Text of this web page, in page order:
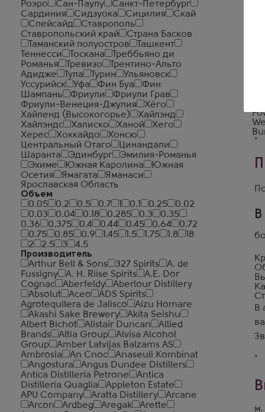
Роэро
Сан-Паулу
Санкт-Петербург
Сардиния
Сидзуока Сицилия
Скай
Спейсайд
Ставрополь
Ставропольский край
Страна Басков
Таманский полуостров
Ташкент
Теннесси
Тоскана
Треббьяно ди
Романья
Тревизо
Трентино-Альто
Адидже
Тула Турин
Ульяновск
Уссурийск
Уфа Фин Буа
Фин
Шампань
Фриули
Фриули Грав
Фриули-Венеция-Джулия
Хёго
Хайленд (Высокогорье)
Хайлэнд
Хайлэндс
Халиско Ханой
Хего
Херес
Хоккайдо
Хонсю
Центральный Отаго
Цинандали
Шаранта
Эдинбург
Эмилия-Романья
Эхиме
Южная Каролина
Южная
Осетия
Ямагата
Яманаси
Ярославская Область
Объем
0.05
0.2 0.5 0.7 0.1 0.25
0.02
0.03
0.04 0.18 0.285 0.3
0.35
0.36
0.375 0.4 0.44 0.45 0.64
0.72
0.75
0.85 0.9 1.45 1.5 1.75 1.8
18
2
2.5 3
4.5
Производитель
Arthur Bell & Sons
327 Spirits
A. de
Fussigny
A. H. Riise Spirits
A.E. Dor
Cognac
Aberfeldy
Aberlour Distillery
Absolut
Aceo
ADS Spirits
Agrotequilera de Jalisco
Aizu Homare
Akashi Sake Brewery
Akita Seishu
Albert Bichot
Alistair Duncan
Allied
Brands
Altia Group
Alvisa Alcohol
Group
Amber Latvijas Balzams AS
Ambrosia
An Cnoc
Anaseuli Kombinat
Angostura
Angus Dundee Distillers
Antica Distilleria Petrone
Antica
Distilleria Quaglia
Appleton Estate
APU Company
Aratta Distillery
Arcane
Arcon
Ardbeg Aregak
Arette
"
В
"
м.